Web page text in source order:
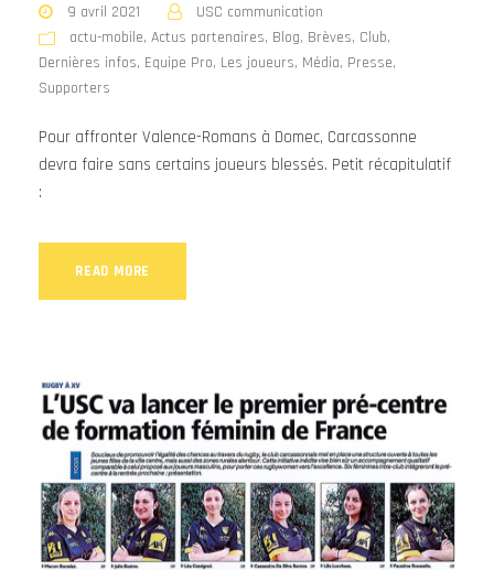
9 avril 2021
USC communication
actu-mobile, Actus partenaires, Blog, Brèves, Club,
Dernières infos, Equipe Pro, Les joueurs, Média, Presse,
Supporters
Pour affronter Valence-Romans à Domec, Carcassonne
devra faire sans certains joueurs blessés. Petit récapitulatif
:
READ MORE